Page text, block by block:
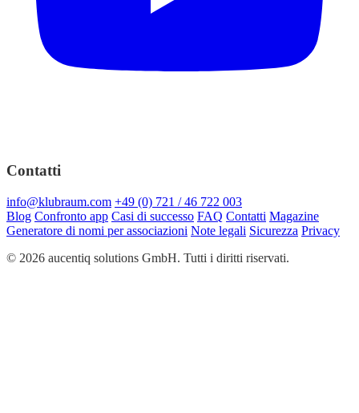
Contatti
info@klubraum.com +49 (0) 721 / 46 722 003
Blog Confronto app Casi di successo FAQ Contatti Magazine
Generatore di nomi per associazioni Note legali Sicurezza Privacy
© 2026 aucentiq solutions GmbH. Tutti i diritti riservati.